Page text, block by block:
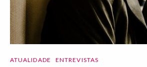
ATUALIDADE ENTREVISTAS